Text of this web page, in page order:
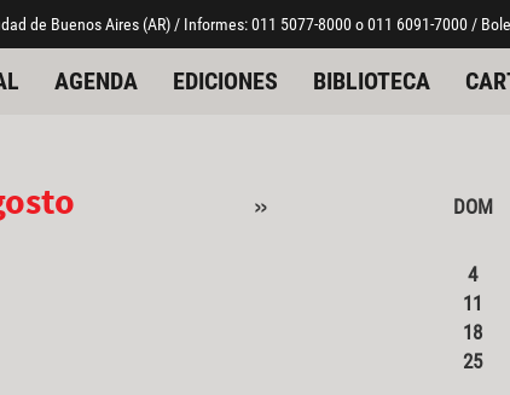
de Buenos Aires (AR) / Informes: 011 5077-8000 o 011 6091-7000 /
AGENDA EDICIONES BIBLIOTECA
» DOM
4
11
18
25